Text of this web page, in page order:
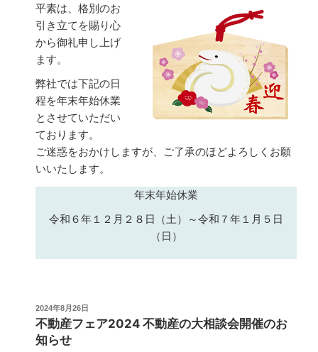
平素は、格別のお
引き立てを賜り心
から御礼申し上げ
ます。
弊社では下記の日
程を年末年始休業
とさせていただい
ております。
ご迷惑をおかけしますが、ご了承のほどよろしくお願
いいたします。
年末年始休業
令和６年１２月２８日（土）～令和７年１月５日
（日）
投
稿
日:
2024年8月26日
不動産フェア2024 不動産の大相談会開催のお
知らせ